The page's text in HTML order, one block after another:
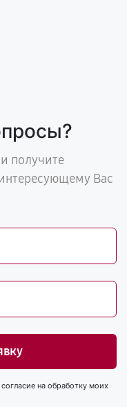
получите
Вас
на обработку моих